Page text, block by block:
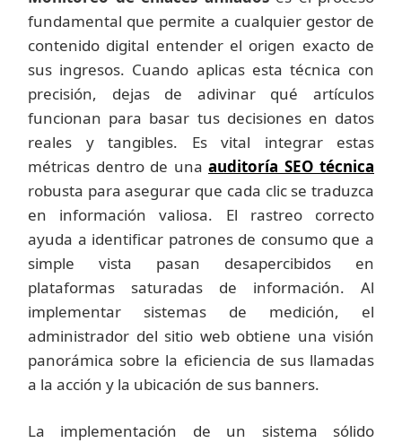
fundamental que permite a cualquier gestor de
contenido digital entender el origen exacto de
sus ingresos. Cuando aplicas esta técnica con
precisión, dejas de adivinar qué artículos
funcionan para basar tus decisiones en datos
reales y tangibles. Es vital integrar estas
métricas dentro de una auditoría SEO técnica
robusta para asegurar que cada clic se traduzca
en información valiosa. El rastreo correcto
ayuda a identificar patrones de consumo que a
simple vista pasan desapercibidos en
plataformas saturadas de información. Al
implementar sistemas de medición, el
administrador del sitio web obtiene una visión
panorámica sobre la eficiencia de sus llamadas
a la acción y la ubicación de sus banners.
La implementación de un sistema sólido